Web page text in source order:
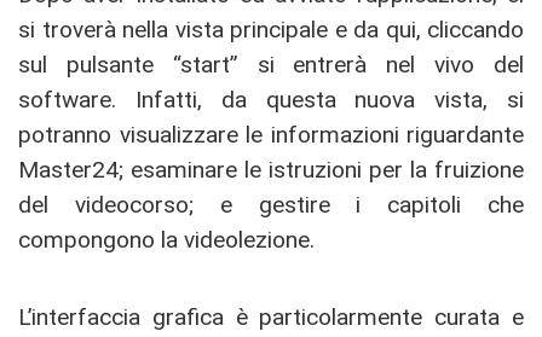
si troverà nella vista principale e da qui, cliccando
sul pulsante “start” si entrerà nel vivo del
software. Infatti, da questa nuova vista, si
potranno visualizzare le informazioni riguardante
Master24; esaminare le istruzioni per la fruizione
del videocorso; e gestire i capitoli che
compongono la videolezione.
L’interfaccia grafica è particolarmente curata e